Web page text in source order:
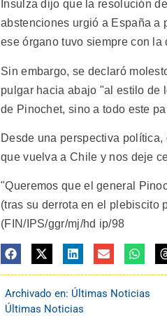
Insulza dijo que la resolución
abstenciones urgió a España a
ese órgano tuvo siempre con la
Sin embargo, se declaró
pulgar hacia abajo "al estilo de
de Pinochet, sino a todo este
Desde una perspectiva
que vuelva a Chile y nos deje
"Queremos que el general
(tras su derrota en el plebiscito
(FIN/IPS/ggr/mj/hd ip/98
Archivado en: Últimas Noticias
Últimas Noticias